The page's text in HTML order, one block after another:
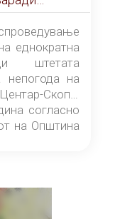
еднократна
штетата
непогода на
Скопје
согласно
на Општина